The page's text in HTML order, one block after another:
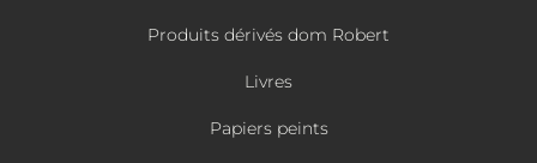
Produits dérivés dom Robert
Livres
Papiers peints